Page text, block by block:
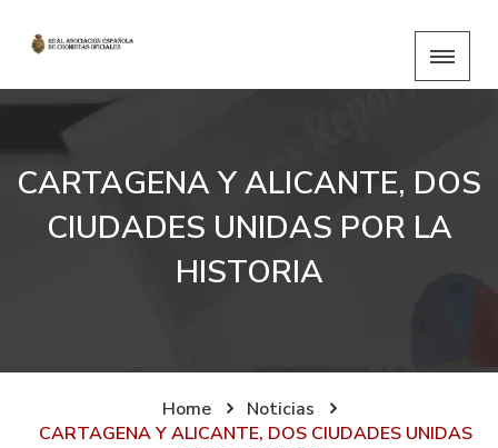
CARTAGENA Y ALICANTE, DOS
CIUDADES UNIDAS POR LA
HISTORIA
Home
Noticias
CARTAGENA Y ALICANTE, DOS CIUDADES UNIDAS